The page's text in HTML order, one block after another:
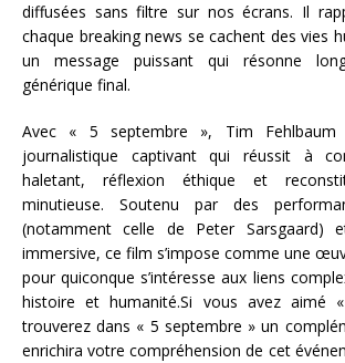
diffusées sans filtre sur nos écrans. Il
chaque breaking news se cachent des vies
un message puissant qui résonne
générique final.
Avec « 5 septembre », Tim
journalistique captivant qui réussit à
haletant, réflexion éthique et
minutieuse. Soutenu par des
(notamment celle de Peter Sarsgaard)
immersive, ce film s’impose comme une
pour quiconque s’intéresse aux liens
histoire et humanité.Si vous avez aimé
trouverez dans « 5 septembre » un
enrichira votre compréhension de cet